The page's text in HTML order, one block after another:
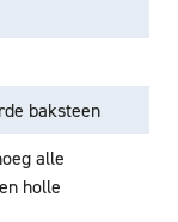
baksteen
alle
holle